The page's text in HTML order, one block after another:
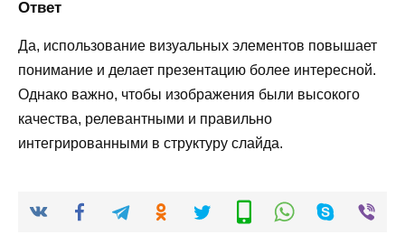
Ответ
Да, использование визуальных элементов повышает
понимание и делает презентацию более интересной.
Однако важно, чтобы изображения были высокого
качества, релевантными и правильно
интегрированными в структуру слайда.